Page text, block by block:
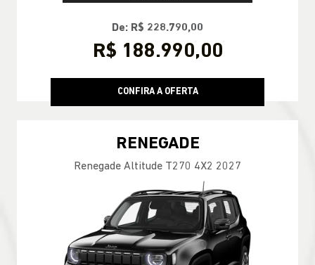
De: R$ 228.790,00
R$ 188.990,00
CONFIRA A OFERTA
RENEGADE
Renegade Altitude T270 4X2 2027